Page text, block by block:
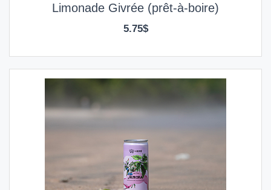
Limonade Givrée (prêt-à-boire)
5.75$